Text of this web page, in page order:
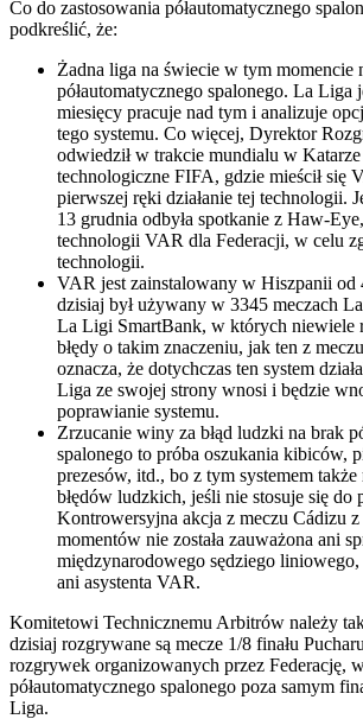
Co do zastosowania półautomatycznego
podkreślić, że:
Żadna liga na świecie w tym momencie
półautomatycznego spalonego. La Liga
miesięcy pracuje nad tym i analizuje
tego systemu. Co więcej, Dyrektor
odwiedził w trakcie mundialu w
technologiczne FIFA, gdzie mieścił się
pierwszej ręki działanie tej technologii.
13 grudnia odbyła spotkanie z Haw-
technologii VAR dla Federacji, w celu
technologii.
VAR jest zainstalowany w Hiszpanii od
dzisiaj był używany w 3345 meczach
La Ligi SmartBank, w których niewiele
błędy o takim znaczeniu, jak ten z
oznacza, że dotychczas ten system
Liga ze swojej strony wnosi i będzie
poprawianie systemu.
Zrzucanie winy za błąd ludzki na brak
spalonego to próba oszukania kibiców,
prezesów, itd., bo z tym systemem
błędów ludzkich, jeśli nie stosuje się do
Kontrowersyjna akcja z meczu Cádizu
momentów nie została zauważona ani
międzynarodowego sędziego
ani asystenta VAR.
Komitetowi Technicznemu Arbitrów należy
dzisiaj rozgrywane są mecze 1/8 finału
rozgrywek organizowanych przez Federację,
półautomatycznego spalonego poza samym
Liga.